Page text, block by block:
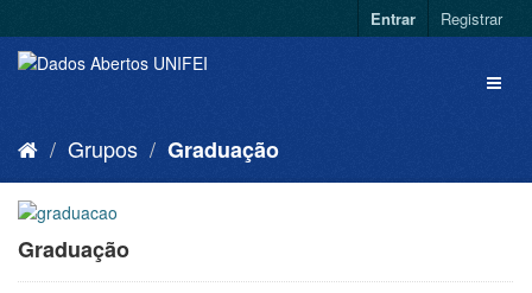
Entrar Registrar
Grupos Graduação
Graduação